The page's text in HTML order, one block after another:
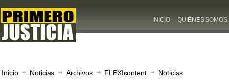
INICIO QUIÉNES SOMOS
Inicio Noticias Archivos FLEXIcontent Noticias